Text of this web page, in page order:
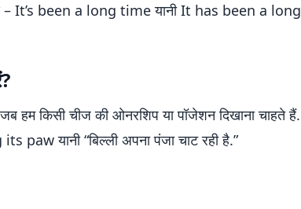
– It’s been a long time यानी It has been a long
हम किसी चीज की ओनरशिप या पॉजेशन दिखाना चाहते हैं.
paw यानी “बिल्ली अपना पंजा चाट रही है.”